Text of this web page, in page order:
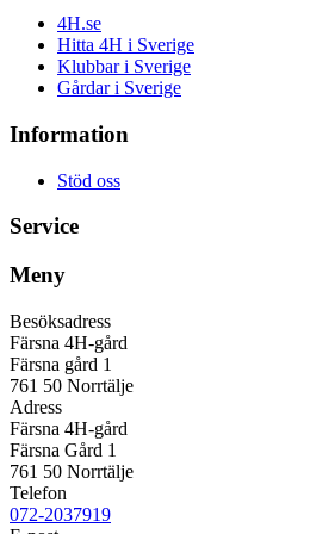
4H.se
Hitta 4H i Sverige
Klubbar i Sverige
Gårdar i Sverige
Information
Stöd oss
Service
Meny
Besöksadress
Färsna 4H-gård
Färsna gård 1
761 50 Norrtälje
Adress
Färsna 4H-gård
Färsna Gård 1
761 50 Norrtälje
Telefon
072-2037919